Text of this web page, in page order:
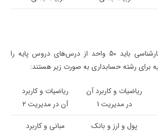
داوطلبان در مقطع کارشناسی باید 50 واحد از درس‌های دروس پایه را
برای رشته حسابداری به صورت زیر هستند:
ریاضیات و کاربرد آن
در مدیریت 1
ریاضیات و کاربرد
آن در مدیریت 2
پول و ارز و بانک
مبانی و کاربرد